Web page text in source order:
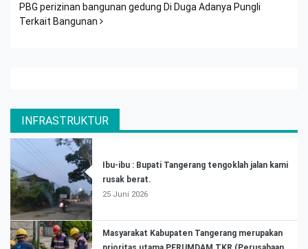
PBG perizinan bangunan gedung Di Duga Adanya Pungli
Terkait Bangunan
INFRASTRUKTUR
Ibu-ibu : Bupati Tangerang tengoklah jalan kami
rusak berat.
25 Juni 2026
Masyarakat Kabupaten Tangerang merupakan